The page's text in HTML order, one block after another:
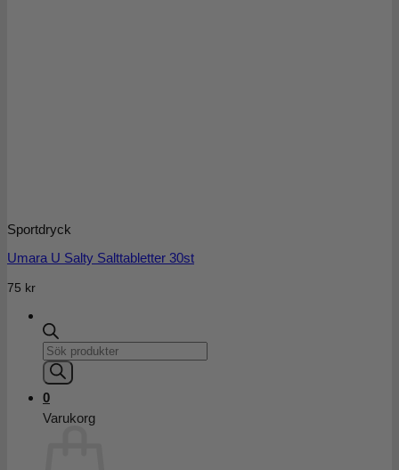
Products
search
0
Varukorg
Sportdryck
Umara U Salty Salttabletter 30st
75 kr